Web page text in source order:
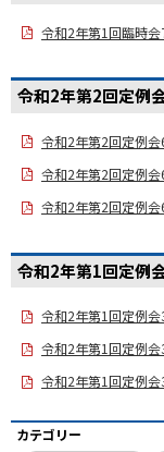
令和2年第1回臨時
令和2年第2回定例
令和2年第2回定例
令和2年第2回定例
令和2年第2回定例
令和2年第1回定例
令和2年第1回定例
令和2年第1回定例
令和2年第1回定例
カテゴリー